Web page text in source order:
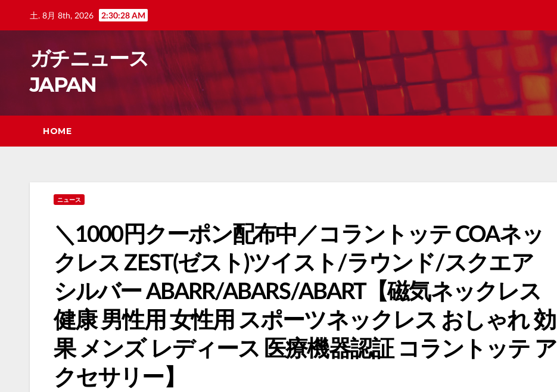
土. 8月 8th, 2026 2:30:29 AM
ガチニュース
JAPAN
HOME
ニュース
＼1000円クーポン配布中／コラントッテ COAネッ
クレス ZEST(ゼスト)ツイスト/ラウンド/スクエア
シルバー ABARR/ABARS/ABART【磁気ネックレス
健康 男性用 女性用 スポーツネックレス おしゃれ 効
果 メンズ レディース 医療機器認証 コラントッテ ア
クセサリー】